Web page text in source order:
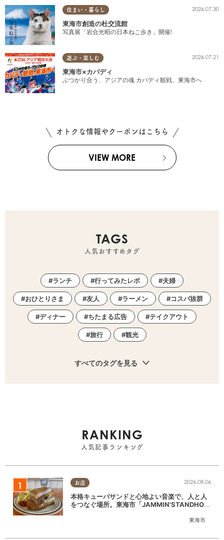
住まい・暮らし 2026.07.30
東海市創造の杜交流館
写真展「岩合光昭の日本ねこ歩き」開催!
遊ぶ・楽しむ 2026.07.21
東海市×カバディ
ぶつかり合う、アジアの魂 カバディ観戦、東海市へ
オトクな情報やクーポンはこちら
VIEW MORE
TAGS
人気おすすめタグ
ランチ 行ってみたレポ 夫婦
おひとりさま 友人 ラーメン コスパ抜群
ディナー ちたまる広告 テイクアウト
旅行 観光
すべてのタグを見る
RANKING
人気記事ランキング
お店
東海市
2026.08.06
本格キューバサンドと心地よい音楽で、人と人
をつなぐ場所。東海市「JAMMIN'STANDHOU